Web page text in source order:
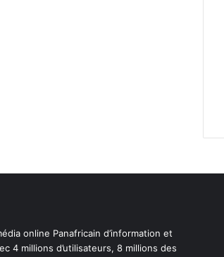
online Panafricain d’information et
4 millions d’utilisateurs, 8 millions des